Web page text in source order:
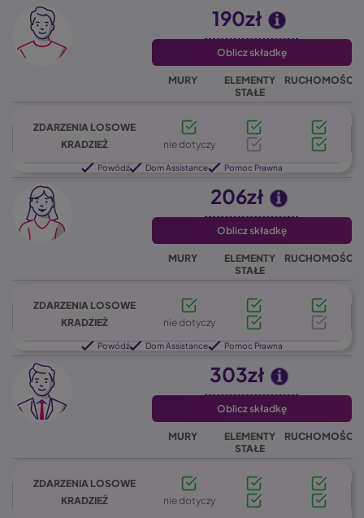
MURY
ELEMENTY
STAŁE
RUCHOMOŚCI
ZDARZENIA LOSOWE
KRADZIEŻ
nie dotyczy
Powódź Dom Assistance Pomoc Prawna
190zł
Oblicz składkę
MURY
ELEMENTY
STAŁE
RUCHOMOŚCI
ZDARZENIA LOSOWE
KRADZIEŻ
nie dotyczy
Powódź Dom Assistance Pomoc Prawna
206zł
Oblicz składkę
MURY
ELEMENTY
STAŁE
RUCHOMOŚCI
ZDARZENIA LOSOWE
KRADZIEŻ
nie dotyczy
303zł
Oblicz składkę